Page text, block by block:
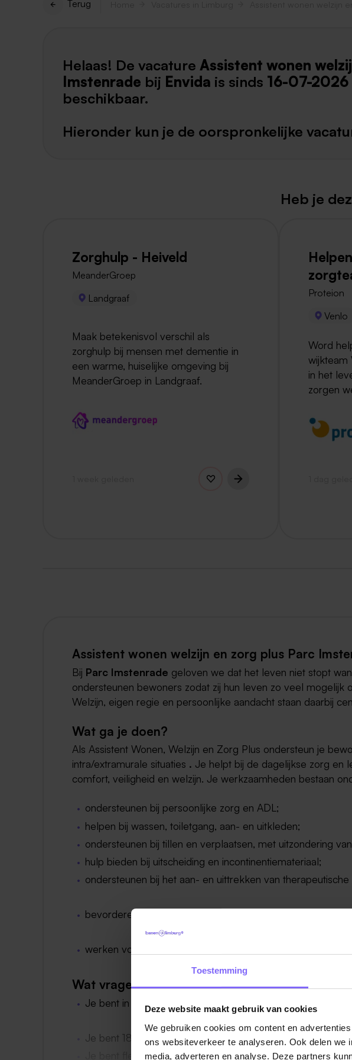
Toestemming
Deze website maakt gebruik van cookies
We gebruiken cookies om content en
ons websiteverkeer te analyseren. Ook delen
media, adverteren en analyse. Deze partners
Terug
Helaas! De vacature Assistent wonen
Imstenrade bij Envida is sinds 16-07-2026
beschikbaar.
Hieronder kun je de oorspronkelijke
Heb je
Zorghulp - Heiveld
MeanderGroep
Landgraaf
Maak betekenisvol verschil als
zorghulp bij mensen met dementie in
een warme, huiselijke omgeving bij
MeanderGroep in Landgraaf.
Proteion
Venlo
Word
wijkteam
in het
zorgen
Assistent wonen welzijn en zorg plus Parc
Bij Parc Imstenrade geloven we dat het leven niet stopt
ondersteunen bewoners zodat zij hun leven zo veel mogelijk
Welzijn, eigen regie en persoonlijke aandacht staan daarbij
Wat ga je doen?
Als Assistent Wonen, Welzijn en Zorg Plus ondersteun je
intra/extramurale situaties . Je helpt bij de dagelijkse zorg en
comfort, veiligheid en welzijn. Je werkzaamheden bestaan
ondersteunen bij persoonlijke zorg en ADL;
helpen bij wassen, toiletgang, aan- en uitkleden;
ondersteunen bij tillen en verplaatsen, met uitzondering
hulp bieden bij uitscheiding en incontinentiemateriaal;
ondersteunen bij het aan- en uittrekken van
bevorderen van zelf- en samenredzaamheid;
werken volgens richtlijnen rondom hygiëne, veiligheid, Arbo
Wat vragen we van jou?
Je bent in het bezit van een certificaat basiszorg/
Je bent 18–24 uur per week beschikbaar
Je bent flexibel inzetbaar, ook in avonden en weekenden